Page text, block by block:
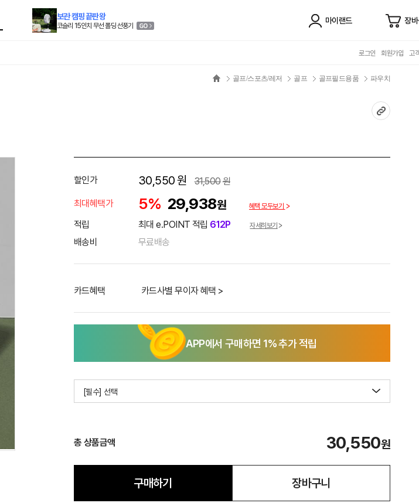
보관 캠핑 끝판왕
코슬리 15인치 무선 폴딩 선풍기
마이랜드 장
로그인 회원가입 고
골프/스포츠/레저 골프 골프필드용품 파우치
할인가 30,550원 31,500원
최대혜택가
5% 29,938원 혜택 모두보기
적립 최대 e.POINT 적립 612P 자세히보기
배송비 무료배송
카드혜택 카드사별 무이자 혜택 >
APP에서 구매하면 1% 추가 적립
[필수] 선택
총 상품금액 30,550원
구매하기 장바구니